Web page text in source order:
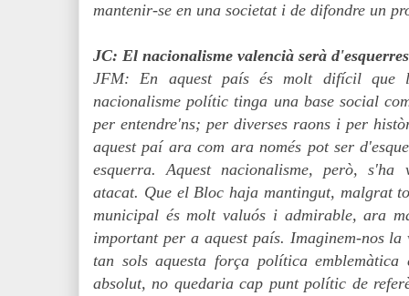
mantenir-se en una societat i de difondre un
JC: El nacionalisme valencià serà
JFM: En aquest país és molt difícil que
nacionalisme polític tinga una base social
per entendre'ns; per diverses raons i per
aquest paí ara com ara només pot ser
esquerra. Aquest nacionalisme, però, s'ha
atacat. Que el Bloc haja mantingut, malgrat
municipal és molt valuós i admirable, ara
important per a aquest país. Imaginem-nos
tan sols aquesta força política
absolut, no quedaria cap punt polític de